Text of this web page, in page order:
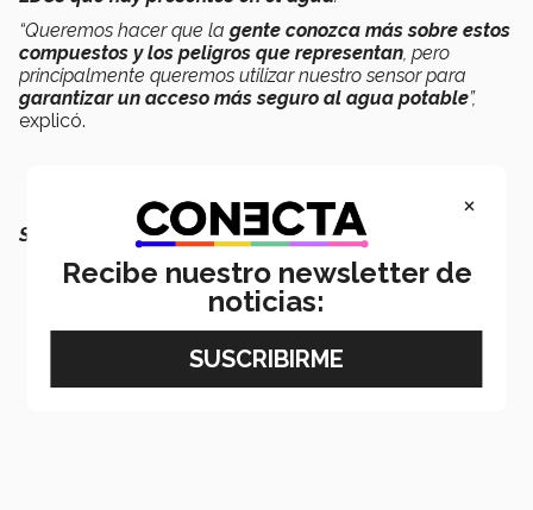
“Queremos hacer que la gente conozca más sobre estos
compuestos y los peligros que representan, pero
principalmente queremos utilizar nuestro sensor para
garantizar un acceso más seguro al agua potable”,
explicó.
SEGURO QUERRÁS LEER TAMBIÉN:
×
Recibe nuestro newsletter de
noticias: